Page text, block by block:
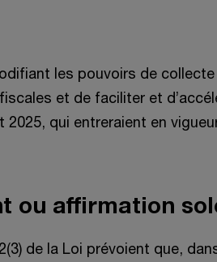
les pouvoirs de collecte
et de faciliter et
qui entreraient en
ou affirmation
de la Loi prévoient que,